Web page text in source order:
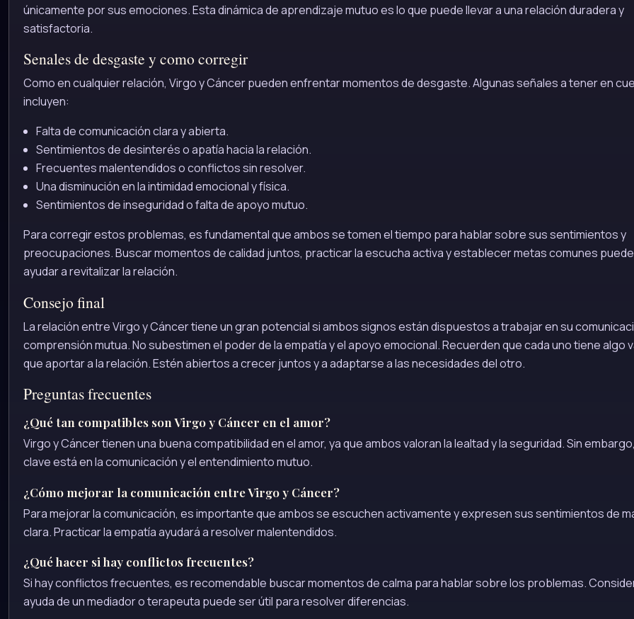
únicamente por sus emociones. Esta dinámica de aprendizaje mutuo es lo que puede llevar a una relación duradera y
satisfactoria.
Senales de desgaste y como corregir
Como en cualquier relación, Virgo y Cáncer pueden enfrentar momentos de desgaste. Algunas señales a tener en
incluyen:
Falta de comunicación clara y abierta.
Sentimientos de desinterés o apatía hacia la relación.
Frecuentes malentendidos o conflictos sin resolver.
Una disminución en la intimidad emocional y física.
Sentimientos de inseguridad o falta de apoyo mutuo.
Para corregir estos problemas, es fundamental que ambos se tomen el tiempo para hablar sobre sus sentimientos y
preocupaciones. Buscar momentos de calidad juntos, practicar la escucha activa y establecer metas comunes puede
ayudar a revitalizar la relación.
Consejo final
La relación entre Virgo y Cáncer tiene un gran potencial si ambos signos están dispuestos a trabajar en su
comprensión mutua. No subestimen el poder de la empatía y el apoyo emocional. Recuerden que cada uno tiene algo
que aportar a la relación. Estén abiertos a crecer juntos y a adaptarse a las necesidades del otro.
Preguntas frecuentes
¿Qué tan compatibles son Virgo y Cáncer en el amor?
Virgo y Cáncer tienen una buena compatibilidad en el amor, ya que ambos valoran la lealtad y la seguridad. Sin
clave está en la comunicación y el entendimiento mutuo.
¿Cómo mejorar la comunicación entre Virgo y Cáncer?
Para mejorar la comunicación, es importante que ambos se escuchen activamente y expresen sus sentimientos de
clara. Practicar la empatía ayudará a resolver malentendidos.
¿Qué hacer si hay conflictos frecuentes?
Si hay conflictos frecuentes, es recomendable buscar momentos de calma para hablar sobre los problemas.
ayuda de un mediador o terapeuta puede ser útil para resolver diferencias.